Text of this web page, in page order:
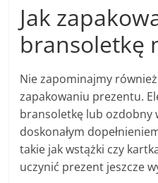
Jak
bransoletkę
Nie zapominajmy
zapakowaniu prezentu.
bransoletkę lub ozdobny
doskonałym
takie jak wstążki czy
uczynić prezent jeszcze